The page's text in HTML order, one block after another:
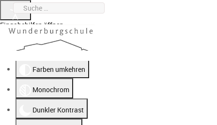
Eingabehilfen öffnen
Farben umkehren
Monochrom
Dunkler Kontrast
Suchen